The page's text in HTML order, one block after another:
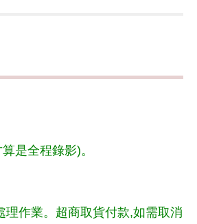
是全程錄影)。
理作業。超商取貨付款,如需取消